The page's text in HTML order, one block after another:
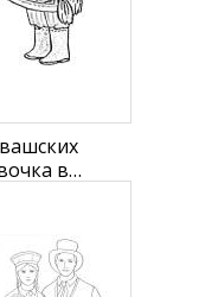
в
сапогах и